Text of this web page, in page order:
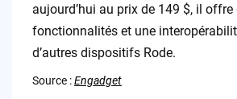
aujourd’hui au prix de 149 $, il
fonctionnalités et une
d’autres dispositifs Rode.
Source :Engadget